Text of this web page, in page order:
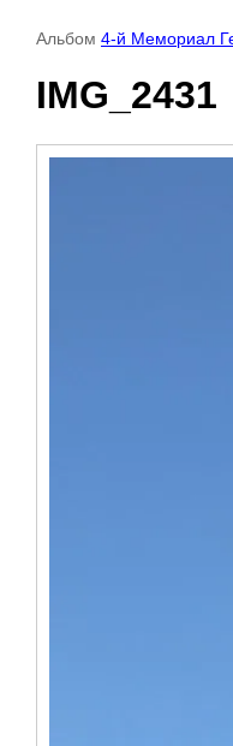
Альбом 4-й Мемориал
IMG_2431